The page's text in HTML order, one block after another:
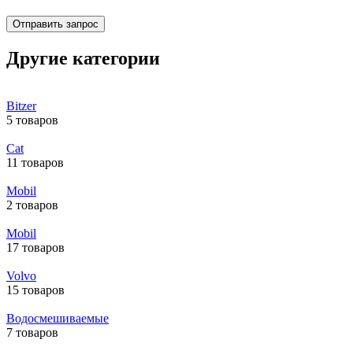
Отправить запрос
Другие категории
Bitzer
5 товаров
Cat
11 товаров
Mobil
2 товаров
Mobil
17 товаров
Volvo
15 товаров
Водосмешиваемые
7 товаров